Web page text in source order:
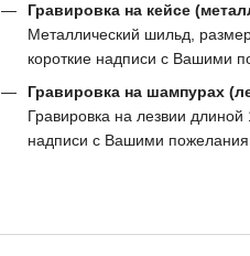
Гравировка на кейсе
Металлический шильд,
короткие надписи с Вашими
Гравировка на шампурах
Гравировка на лезвии
надписи с Вашими